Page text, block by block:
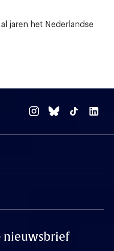
jaren het Nederlandse
nieuwsbrief